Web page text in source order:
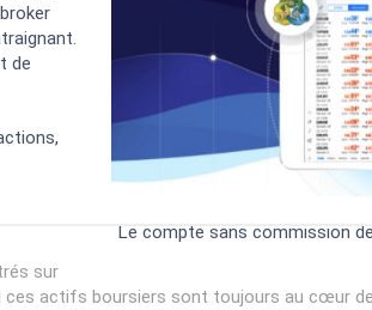
Le compte sans commission
de
sur
ces actifs boursiers sont toujours au cœur